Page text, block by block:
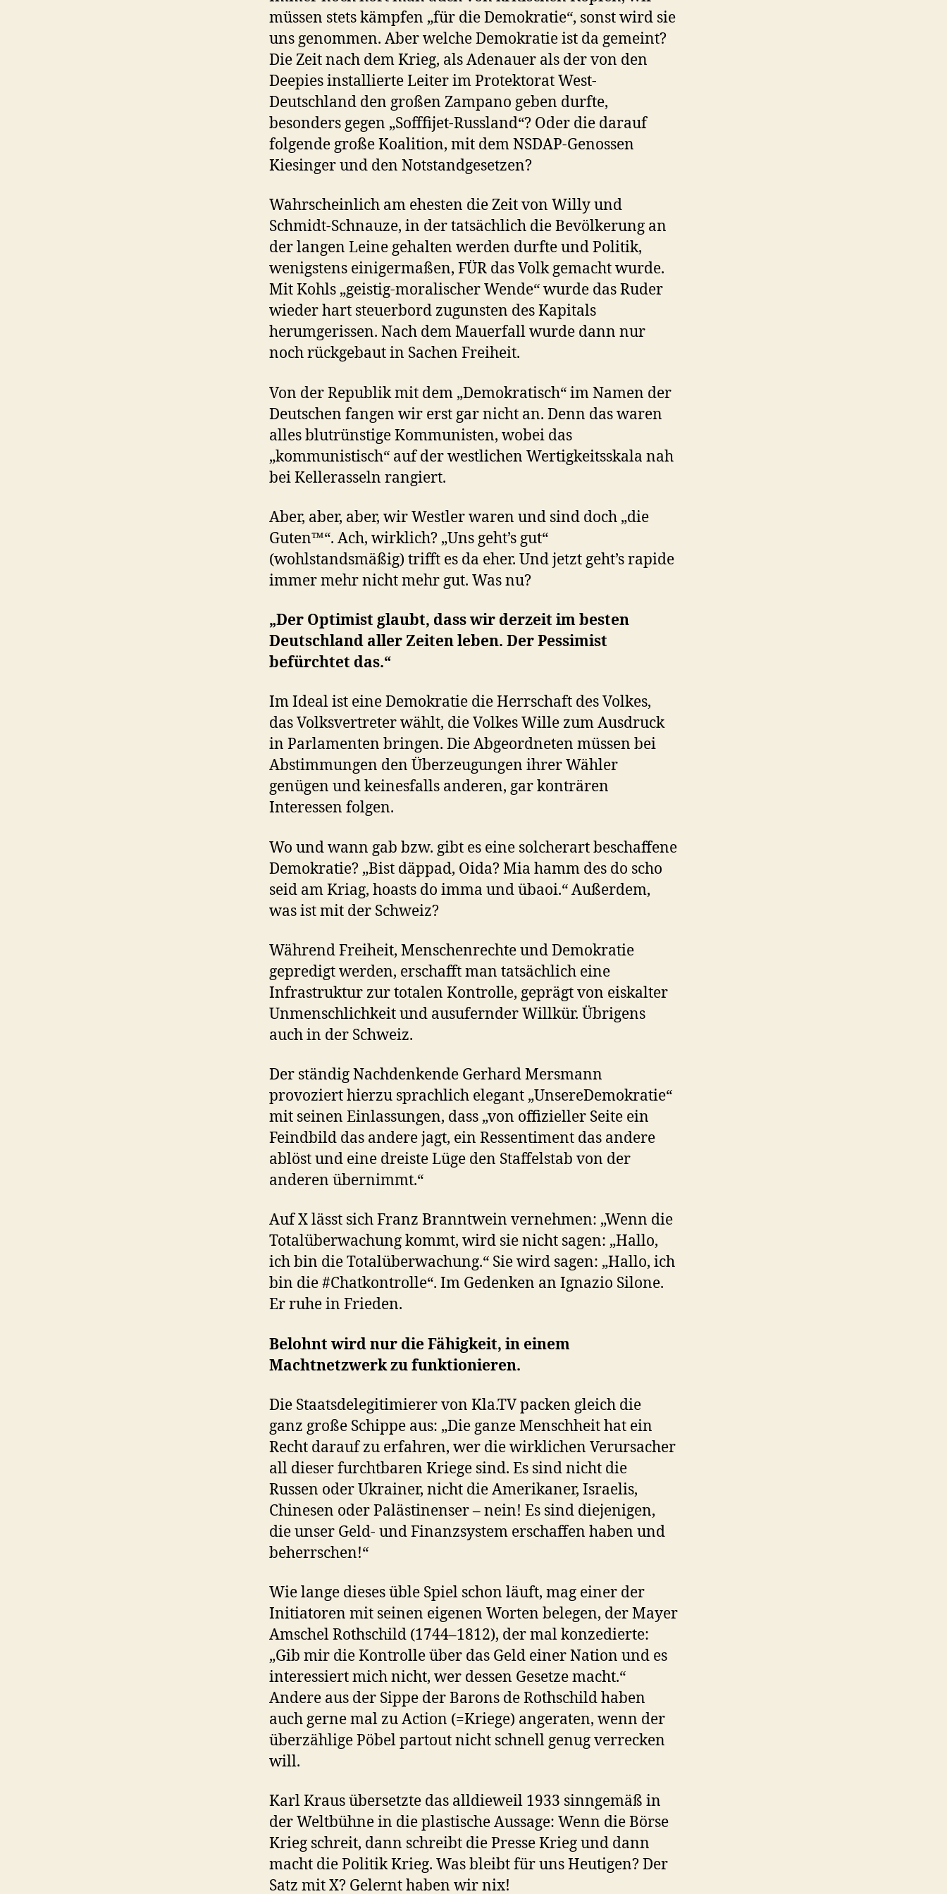
müssen stets kämpfen „für die Demokratie“, sonst wird sie
uns genommen. Aber welche Demokratie ist da gemeint?
Die Zeit nach dem Krieg, als Adenauer als der von den
Deepies installierte Leiter im Protektorat West-
Deutschland den großen Zampano geben durfte,
besonders gegen „Sofffijet-Russland“? Oder die darauf
folgende große Koalition, mit dem NSDAP-Genossen
Kiesinger und den Notstandgesetzen?
Wahrscheinlich am ehesten die Zeit von Willy und
Schmidt-Schnauze, in der tatsächlich die Bevölkerung an
der langen Leine gehalten werden durfte und Politik,
wenigstens einigermaßen, FÜR das Volk gemacht wurde.
Mit Kohls „geistig-moralischer Wende“ wurde das Ruder
wieder hart steuerbord zugunsten des Kapitals
herumgerissen. Nach dem Mauerfall wurde dann nur
noch rückgebaut in Sachen Freiheit.
Von der Republik mit dem „Demokratisch“ im Namen der
Deutschen fangen wir erst gar nicht an. Denn das waren
alles blutrünstige Kommunisten, wobei das
„kommunistisch“ auf der westlichen Wertigkeitsskala nah
bei Kellerasseln rangiert.
Aber, aber, aber, wir Westler waren und sind doch „die
Guten™“. Ach, wirklich? „Uns geht’s gut“
(wohlstandsmäßig) trifft es da eher. Und jetzt geht’s rapide
immer mehr nicht mehr gut. Was nu?
„Der Optimist glaubt, dass wir derzeit im besten
Deutschland aller Zeiten leben. Der Pessimist
befürchtet das.“
Im Ideal ist eine Demokratie die Herrschaft des Volkes,
das Volksvertreter wählt, die Volkes Wille zum Ausdruck
in Parlamenten bringen. Die Abgeordneten müssen bei
Abstimmungen den Überzeugungen ihrer Wähler
genügen und keinesfalls anderen, gar konträren
Interessen folgen.
Wo und wann gab bzw. gibt es eine solcherart beschaffene
Demokratie? „Bist däppad, Oida? Mia hamm des do scho
seid am Kriag, hoasts do imma und übaoi.“ Außerdem,
was ist mit der Schweiz?
Während Freiheit, Menschenrechte und Demokratie
gepredigt werden, erschafft man tatsächlich eine
Infrastruktur zur totalen Kontrolle, geprägt von eiskalter
Unmenschlichkeit und ausufernder Willkür. Übrigens
auch in der Schweiz.
Der ständig Nachdenkende Gerhard Mersmann
provoziert hierzu sprachlich elegant „UnsereDemokratie“
mit seinen Einlassungen, dass „von offizieller Seite ein
Feindbild das andere jagt, ein Ressentiment das andere
ablöst und eine dreiste Lüge den Staffelstab von der
anderen übernimmt.“
Auf X lässt sich Franz Branntwein vernehmen: „Wenn die
Totalüberwachung kommt, wird sie nicht sagen: „Hallo,
ich bin die Totalüberwachung.“ Sie wird sagen: „Hallo, ich
bin die #Chatkontrolle“. Im Gedenken an Ignazio Silone.
Er ruhe in Frieden.
Belohnt wird nur die Fähigkeit, in einem
Machtnetzwerk zu funktionieren.
Die Staatsdelegitimierer von Kla.TV packen gleich die
ganz große Schippe aus: „Die ganze Menschheit hat ein
Recht darauf zu erfahren, wer die wirklichen Verursacher
all dieser furchtbaren Kriege sind. Es sind nicht die
Russen oder Ukrainer, nicht die Amerikaner, Israelis,
Chinesen oder Palästinenser – nein! Es sind diejenigen,
die unser Geld- und Finanzsystem erschaffen haben und
beherrschen!“
Wie lange dieses üble Spiel schon läuft, mag einer der
Initiatoren mit seinen eigenen Worten belegen, der Mayer
Amschel Rothschild (1744–1812), der mal konzedierte:
„Gib mir die Kontrolle über das Geld einer Nation und es
interessiert mich nicht, wer dessen Gesetze macht.“
Andere aus der Sippe der Barons de Rothschild haben
auch gerne mal zu Action (=Kriege) angeraten, wenn der
überzählige Pöbel partout nicht schnell genug verrecken
will.
Karl Kraus übersetzte das alldieweil 1933 sinngemäß in
der Weltbühne in die plastische Aussage: Wenn die Börse
Krieg schreit, dann schreibt die Presse Krieg und dann
macht die Politik Krieg. Was bleibt für uns Heutigen? Der
Satz mit X? Gelernt haben wir nix!